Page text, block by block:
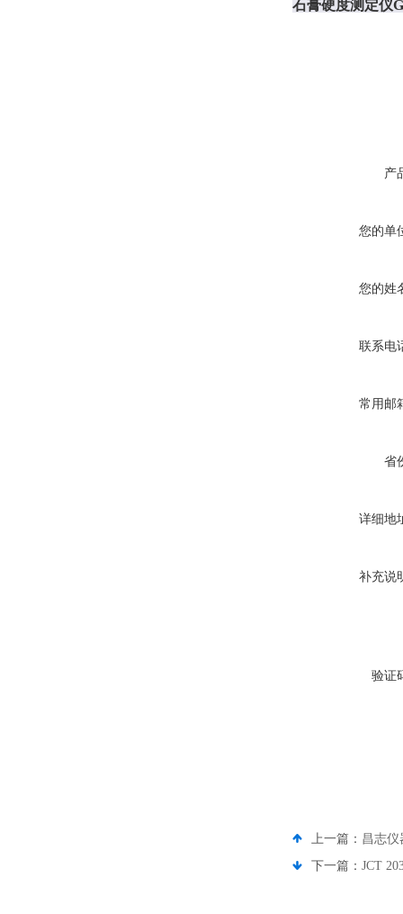
石膏硬度测定仪
产
您的单
您的姓
联系电
常用邮
省
详细地
补充说
验证
上一篇： 昌志仪
下一篇： JCT